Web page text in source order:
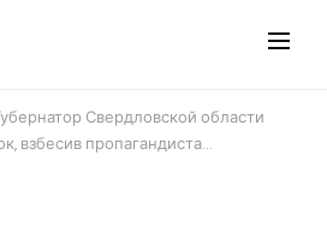
Свердловской области
взбесив пропагандиста…